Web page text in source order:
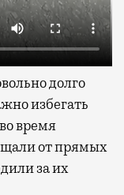
долго
избегать
время
от прямых
за их